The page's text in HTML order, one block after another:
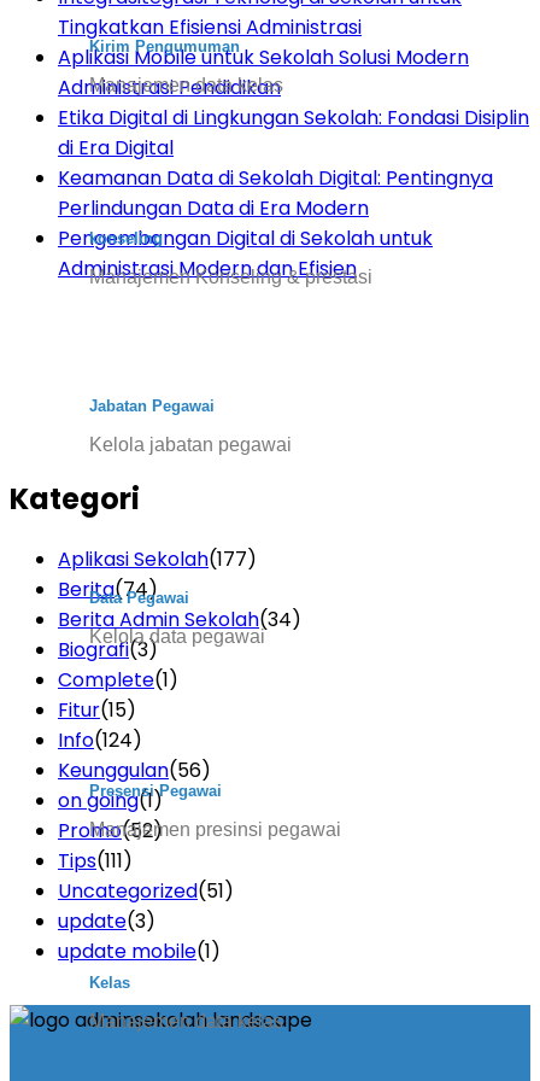
Kirim Pengumuman
Manajemen data kelas
konseling
Manajemen Konseling & prestasi
Jabatan Pegawai
Kelola jabatan pegawai
Data Pegawai
Kelola data pegawai
Presensi Pegawai
Manajemen presinsi pegawai
Kelas
Manajemen data kelas
Tingkatkan Efisiensi Administrasi
Aplikasi Mobile untuk Sekolah Solusi Modern
Administrasi Pendidikan
Etika Digital di Lingkungan Sekolah: Fondasi Disiplin
di Era Digital
Keamanan Data di Sekolah Digital: Pentingnya
Perlindungan Data di Era Modern
Pengembangan Digital di Sekolah untuk
Administrasi Modern dan Efisien
Kategori
Aplikasi Sekolah(177)
Berita(74)
Berita Admin Sekolah(34)
Biografi(3)
Complete(1)
Fitur(15)
Info(124)
Keunggulan(56)
on going(1)
Promo(52)
Tips(111)
Uncategorized(51)
update(3)
update mobile(1)